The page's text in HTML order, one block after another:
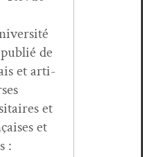
de
et arti­
et
et
: